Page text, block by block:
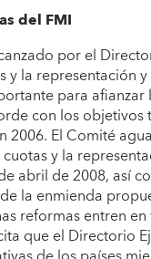
del FMI
por el
la representación
para
con los objetivos
2006. El Comité
y la
abril de 2008, así
la enmienda
reformas entren
que el Directorio